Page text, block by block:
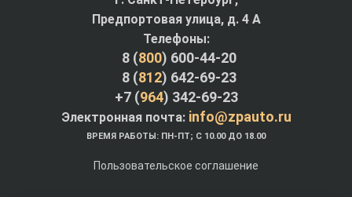
Предпортовая улица, д. 4 A
Телефоны:
8 (800) 600-44-20
8 (812) 642-69-23
+7 (964) 342-69-23
Электронная почта: info@zpauto.ru
ВРЕМЯ РАБОТЫ: ПН-ПТ; С 10.00 ДО 18.00
Пользовательское соглашение